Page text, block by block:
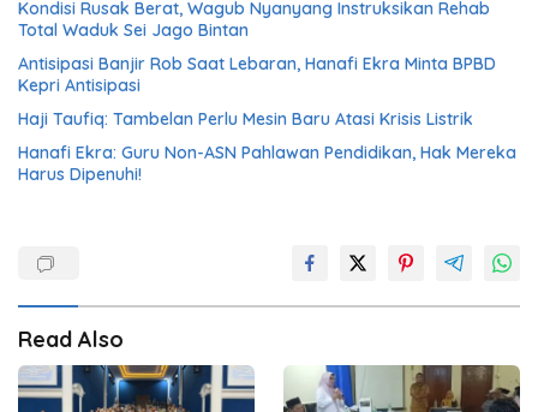
Kondisi Rusak Berat, Wagub Nyanyang Instruksikan Rehab
Total Waduk Sei Jago Bintan
Antisipasi Banjir Rob Saat Lebaran, Hanafi Ekra Minta BPBD
Kepri Antisipasi
Haji Taufiq: Tambelan Perlu Mesin Baru Atasi Krisis Listrik
Hanafi Ekra: Guru Non-ASN Pahlawan Pendidikan, Hak Mereka
Harus Dipenuhi!
Read Also